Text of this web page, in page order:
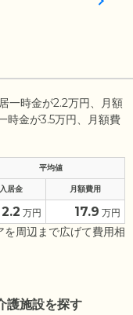
一時金が2.2万円、月額
時金が3.5万円、月額費
平均値
入居金 月額費用
2.2 万円 17.9 万円
周辺まで広げて費用相
護施設を探す